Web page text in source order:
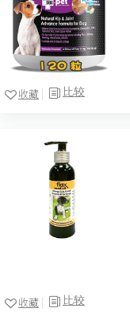
比较
收藏
比较
收藏